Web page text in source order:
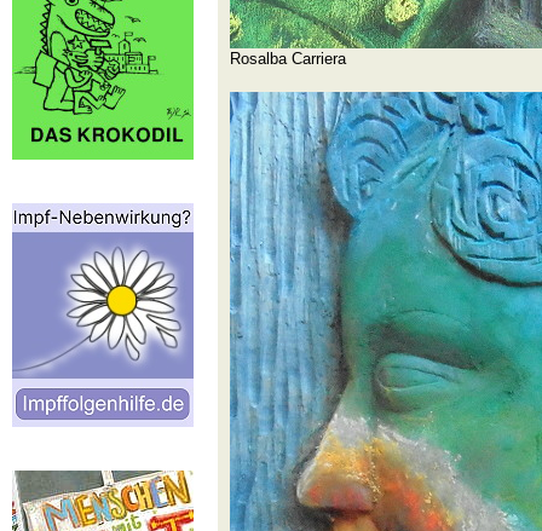
Rosalba Carriera